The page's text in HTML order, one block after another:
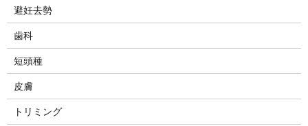
避妊去勢
歯科
短頭種
皮膚
トリミング